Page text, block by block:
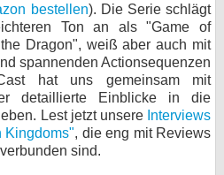
bestellen). Die Serie schlägt
Ton an als "Game of
Dragon", weiß aber auch mit
spannenden Actionsequenzen
hat uns gemeinsam mit
detaillierte Einblicke in die
Lest jetzt unsere Interviews
Kingdoms", die eng mit Reviews
sind.